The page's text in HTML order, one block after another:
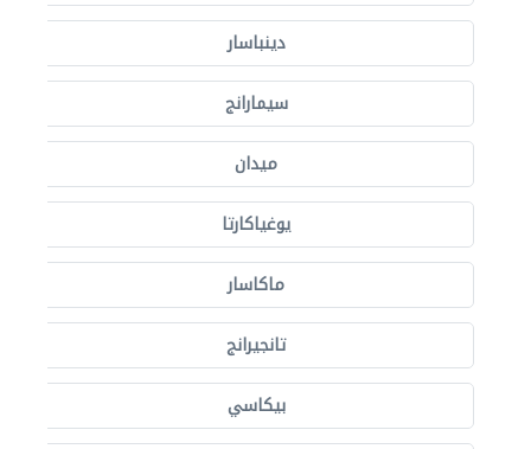
دينباسار
سيمارانج
ميدان
يوغياكارتا
ماكاسار
تانجيرانج
بيكاسي